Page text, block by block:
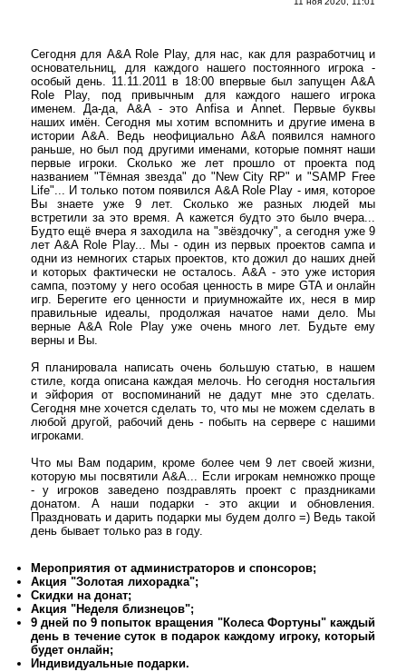
Сегодня для A&A Role Play, для нас, как для разработчиц и
основательниц, для каждого нашего постоянного игрока -
особый день. 11.11.2011 в 18:00 впервые был запущен A&A
Role Play, под привычным для каждого нашего игрока
именем. Да-да, A&A - это Anfisa и Annet. Первые буквы
наших имён. Сегодня мы хотим вспомнить и другие имена в
истории A&A. Ведь неофициально A&A появился намного
раньше, но был под другими именами, которые помнят наши
первые игроки. Сколько же лет прошло от проекта под
названием "Тёмная звезда" до "New City RP" и "SAMP Free
Life"... И только потом появился A&A Role Play - имя, которое
Вы знаете уже 9 лет. Сколько же разных людей мы
встретили за это время. А кажется будто это было вчера...
Будто ещё вчера я заходила на "звёздочку", а сегодня уже 9
лет A&A Role Play... Мы - один из первых проектов сампа и
одни из немногих старых проектов, кто дожил до наших дней
и которых фактически не осталось. A&A - это уже история
сампа, поэтому у него особая ценность в мире GTA и онлайн
игр. Берегите его ценности и приумножайте их, неся в мир
правильные идеалы, продолжая начатое нами дело. Мы
верные A&A Role Play уже очень много лет. Будьте ему
верны и Вы.
Я планировала написать очень большую статью, в нашем
стиле, когда описана каждая мелочь. Но сегодня ностальгия
и эйфория от воспоминаний не дадут мне это сделать.
Сегодня мне хочется сделать то, что мы не можем сделать в
любой другой, рабочий день - побыть на сервере с нашими
игроками.
Что мы Вам подарим, кроме более чем 9 лет своей жизни,
которую мы посвятили A&A... Если игрокам немножко проще
- у игроков заведено поздравлять проект с праздниками
донатом. А наши подарки - это акции и обновления.
Праздновать и дарить подарки мы будем долго =) Ведь такой
день бывает только раз в году.
Мероприятия от администраторов и спонсоров;
Акция "Золотая лихорадка";
Скидки на донат;
Акция "Неделя близнецов";
9 дней по 9 попыток вращения "Колеса Фортуны" каждый
день в течение суток в подарок каждому игроку, который
будет онлайн;
Индивидуальные подарки.